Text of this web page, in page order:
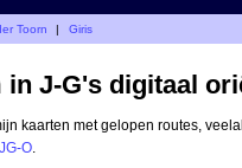
Toorn | Giris
in J-G's digitaal
kaarten met gelopen routes,
JG-O